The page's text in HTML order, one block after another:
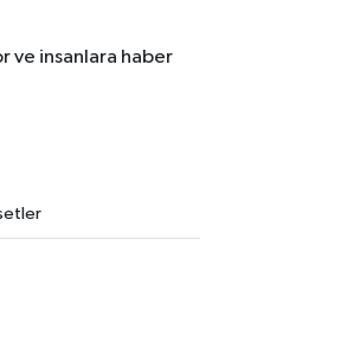
ve insanlara haber